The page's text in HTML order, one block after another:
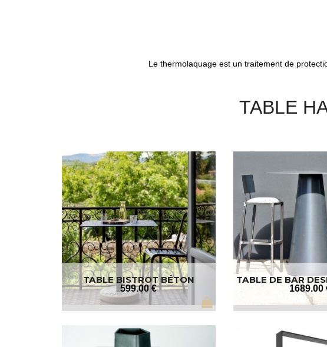
Le thermolaquage est un traitement de
TABLE
TABLE BISTROT BÉTON
RECTANGLE
599.00 €
TABLE DE BAR
1689.00